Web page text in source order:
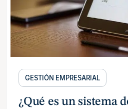
GESTIÓN EMPRESARIAL
¿Qué es un sistema